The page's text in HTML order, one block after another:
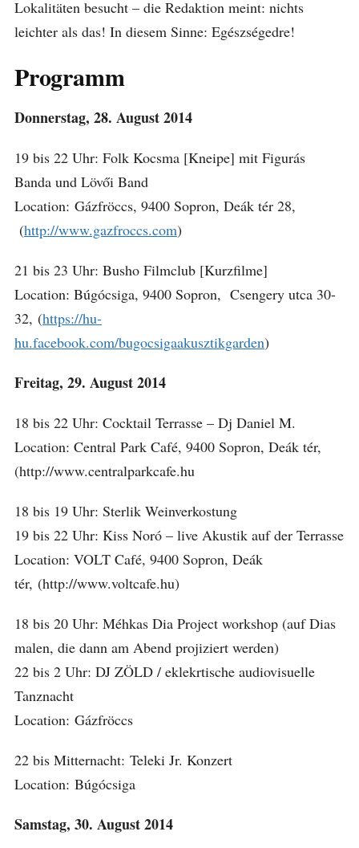
Lokalitäten besucht – die Redaktion meint: nichts
leichter als das! In diesem Sinne: Egészségedre!
Programm
Donnerstag, 28. August 2014
19 bis 22 Uhr: Folk Kocsma [Kneipe] mit Figurás
Banda und Lövői Band
Location: Gázfröccs, 9400 Sopron, Deák tér 28,
(http://www.gazfroccs.com)
21 bis 23 Uhr: Busho Filmclub [Kurzfilme]
Location: Búgócsiga, 9400 Sopron, Csengery utca 30-
32, (https://hu-
hu.facebook.com/bugocsigaakusztikgarden)
Freitag, 29. August 2014
18 bis 22 Uhr: Cocktail Terrasse – Dj Daniel M.
Location: Central Park Café, 9400 Sopron, Deák tér,
(http://www.centralparkcafe.hu
18 bis 19 Uhr: Sterlik Weinverkostung
19 bis 22 Uhr: Kiss Noró – live Akustik auf der Terrasse
Location: VOLT Café, 9400 Sopron, Deák
tér, (http://www.voltcafe.hu)
18 bis 20 Uhr: Méhkas Dia Project workshop (auf Dias
malen, die dann am Abend projiziert werden)
22 bis 2 Uhr: DJ ZÖLD / eklekrtische audiovisuelle
Tanznacht
Location: Gázfröccs
22 bis Mitternacht: Teleki Jr. Konzert
Location: Búgócsiga
Samstag, 30. August 2014